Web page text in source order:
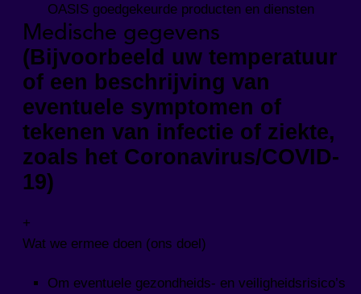
OASIS goedgekeurde producten en diensten
Medische gegevens
(Bijvoorbeeld uw temperatuur
of een beschrijving van
eventuele symptomen of
tekenen van infectie of ziekte,
zoals het Coronavirus/COVID-
19)
+
Wat we ermee doen (ons doel)
Om eventuele gezondheids- en veiligheidsrisico’s